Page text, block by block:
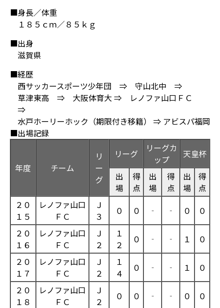
■身長／体重
１８５ｃｍ／８５ｋｇ
■出身
滋賀県
■経歴
西サッカースポーツ少年団 ⇒ 守山北中 ⇒
草津東高 ⇒ 大阪体育大 ⇒ レノファ山口ＦＣ
⇒
水戸ホーリーホック（期限付き移籍） ⇒ アビスパ福岡
■出場記録
年度 チーム
リ
ー
グ
リーグ
リーグカ
ップ
天皇杯
出
場
得
点
出
場
得
点
出
場
得
点
２０
１５
レノファ山口
ＦＣ
Ｊ
３
０ ０ ‐ ‐ ０
０
２０
１６
レノファ山口
ＦＣ
Ｊ
２
１
２
０ ‐ ‐ １
０
２０
１７
レノファ山口
ＦＣ
Ｊ
２
１
４
０ ‐ ‐ １
０
２０
１８
レノファ山口
ＦＣ
Ｊ
２
０ ０ ‐ ‐ ０
０